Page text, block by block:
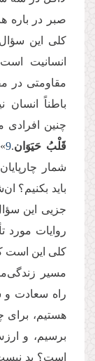
صبر در باره
کلی این
انسانیت
مقاومتی در
باطناً انسان
چنین افرادی
قَلْبُ‏ حَیَوَان‏.
9
شمار
باید بکنیم؟
جزیی این
روایات مورد
کلی این است
مسیر
راه سعادت و
هستیم، برای
برسیم، و
است؟ بد